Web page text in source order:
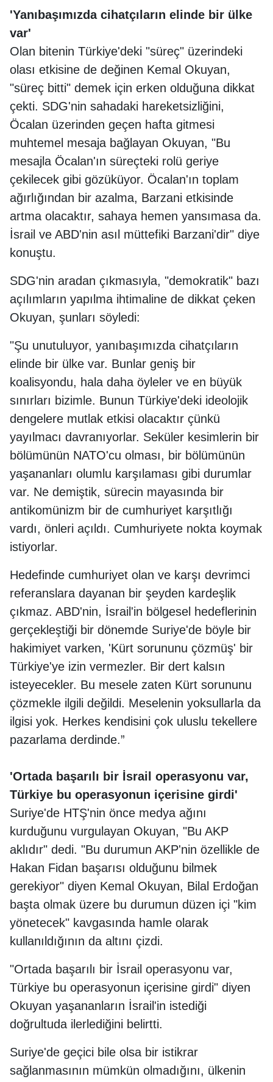
'Yanıbaşımızda cihatçıların elinde bir ülke
var'
Olan bitenin Türkiye'deki "süreç" üzerindeki
olası etkisine de değinen Kemal Okuyan,
"süreç bitti" demek için erken olduğuna dikkat
çekti. SDG'nin sahadaki hareketsizliğini,
Öcalan üzerinden geçen hafta gitmesi
muhtemel mesaja bağlayan Okuyan, "Bu
mesajla Öcalan'ın süreçteki rolü geriye
çekilecek gibi gözüküyor. Öcalan'ın toplam
ağırlığından bir azalma, Barzani etkisinde
artma olacaktır, sahaya hemen yansımasa da.
İsrail ve ABD'nin asıl müttefiki Barzani'dir" diye
konuştu.
SDG'nin aradan çıkmasıyla, "demokratik" bazı
açılımların yapılma ihtimaline de dikkat çeken
Okuyan, şunları söyledi:
"Şu unutuluyor, yanıbaşımızda cihatçıların
elinde bir ülke var. Bunlar geniş bir
koalisyondu, hala daha öyleler ve en büyük
sınırları bizimle. Bunun Türkiye'deki ideolojik
dengelere mutlak etkisi olacaktır çünkü
yayılmacı davranıyorlar. Seküler kesimlerin bir
bölümünün NATO'cu olması, bir bölümünün
yaşananları olumlu karşılaması gibi durumlar
var. Ne demiştik, sürecin mayasında bir
antikomünizm bir de cumhuriyet karşıtlığı
vardı, önleri açıldı. Cumhuriyete nokta koymak
istiyorlar.
Hedefinde cumhuriyet olan ve karşı devrimci
referanslara dayanan bir şeyden kardeşlik
çıkmaz. ABD'nin, İsrail'in bölgesel hedeflerinin
gerçekleştiği bir dönemde Suriye'de böyle bir
hakimiyet varken, 'Kürt sorununu çözmüş' bir
Türkiye'ye izin vermezler. Bir dert kalsın
isteyecekler. Bu mesele zaten Kürt sorununu
çözmekle ilgili değildi. Meselenin yoksullarla da
ilgisi yok. Herkes kendisini çok uluslu tekellere
pazarlama derdinde.”
'Ortada başarılı bir İsrail operasyonu var,
Türkiye bu operasyonun içerisine girdi'
Suriye'de HTŞ'nin önce medya ağını
kurduğunu vurgulayan Okuyan, "Bu AKP
aklıdır" dedi. "Bu durumun AKP'nin özellikle de
Hakan Fidan başarısı olduğunu bilmek
gerekiyor" diyen Kemal Okuyan, Bilal Erdoğan
başta olmak üzere bu durumun düzen içi "kim
yönetecek" kavgasında hamle olarak
kullanıldığının da altını çizdi.
"Ortada başarılı bir İsrail operasyonu var,
Türkiye bu operasyonun içerisine girdi" diyen
Okuyan yaşananların İsrail'in istediği
doğrultuda ilerlediğini belirtti.
Suriye'de geçici bile olsa bir istikrar
sağlanmasının mümkün olmadığını, ülkenin